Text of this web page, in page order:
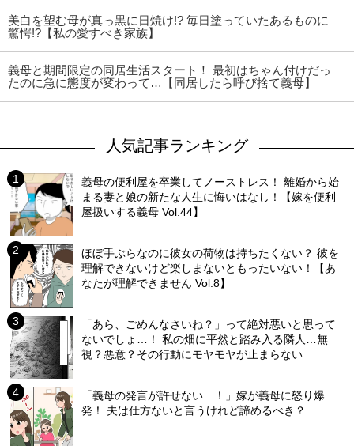
美白を望む母が真っ黒に日焼け!? 毎日塗っていたあるものに
驚愕!?【私の愛すべき家族】
義母と期間限定の同居生活スタート！ 最初はちゃん付けだっ
たのに急に態度が変わって…【同居したら呼び捨て義母】
人気記事ランキング
義母の便利屋を卒業してノーストレス！ 離婚から始
まる妻と娘の新たな人生に悔いはなし！【嫁を便利
屋扱いする義母 Vol.44】
ほぼ手ぶらなのに彼女の荷物は持ちたくない？ 彼を
理解できないけど楽しまないともったいない！【あ
なたが理解できません Vol.8】
「あら、ごめんなさいね？」って絶対悪いと思って
ないでしょ…！ 私の畑に平然と踏み入る隣人…無
視？悪意？その行動にモヤモヤが止まらない
「義母の発言が許せない…！」嫁が義母に怒り爆
発！ 夫は仕方ないと言うけれど諦めるべき？